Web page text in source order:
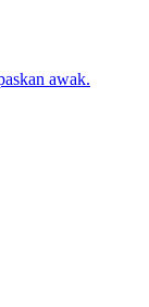
awak.